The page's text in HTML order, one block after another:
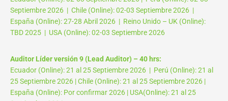
Septiembre 2026 | Chile (Online): 02-03 Septiembre 2026 |
España (Online): 27-28 Abril 2026 | Reino Unido – UK (Online):
TBD 2025 | USA (Online): 02-03 Septiembre 2026
Auditor Líder versión 9 (Lead Auditor) – 40 hrs:
Ecuador (Online): 21 al 25 Septiembre 2026 | Perú (Online): 21 al
25 Septiembre 2026 | Chile (Online): 21 al 25 Septiembre 2026 |
España (Online): Por confirmar 2026 | USA(Online): 21 al 25